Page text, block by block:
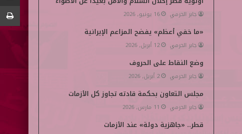
جابر الحرمي 16 يونيو, 2026
«ما خفي أعظم» يفضح المزاعم الإيرانية
جابر الحرمي 12 أبريل, 2026
وضع النقاط على الحروف
جابر الحرمي 2 أبريل, 2026
مجلس التعاون بحكمة قادته تجاوز كل الأزمات
جابر الحرمي 11 مارس, 2026
قطر.. «جاهزية دولة» عند الأزمات